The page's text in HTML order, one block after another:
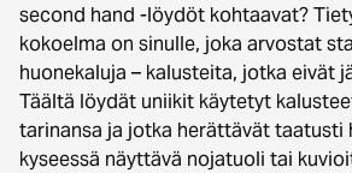
second hand -löydöt kohtaavat?
kokoelma on sinulle, joka arvostat
huonekaluja – kalusteita, jotka eivät
Täältä löydät uniikit käytetyt
tarinansa ja jotka herättävät taatusti
kyseessä näyttävä nojatuoli tai